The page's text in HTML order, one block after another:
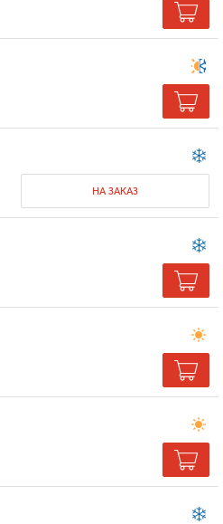
НА ЗАКАЗ